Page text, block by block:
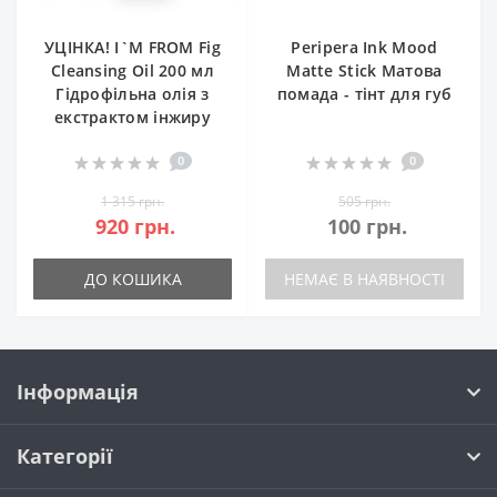
УЦІНКА! I`M FROM Fig
Cleansing Oil 200 мл
Гідрофільна олія з
екстрактом інжиру
0
1 315 грн.
920 грн.
ДО КОШИКА
Peripera Ink Mood
Matte Stick Матова
помада - тінт для губ
0
505 грн.
100 грн.
НЕМАЄ В НАЯВНОСТІ
Інформація
Категорії